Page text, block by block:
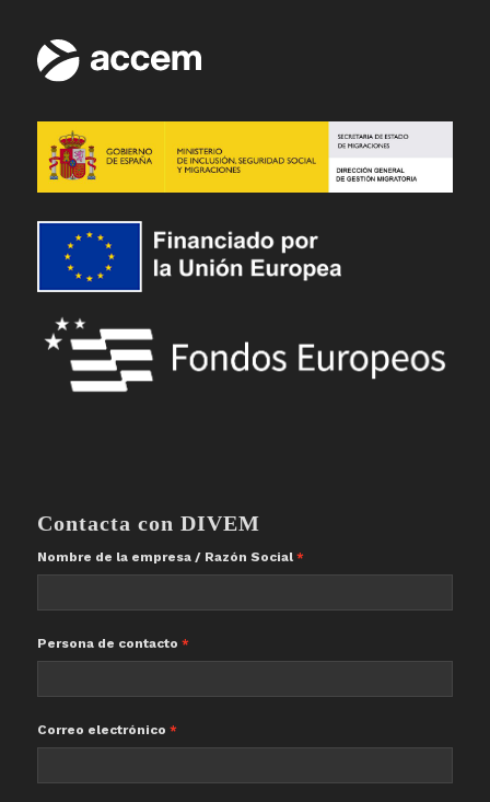
Contacta con DIVEM
Nombre de la empresa / Razón Social
Persona de contacto
Correo electrónico